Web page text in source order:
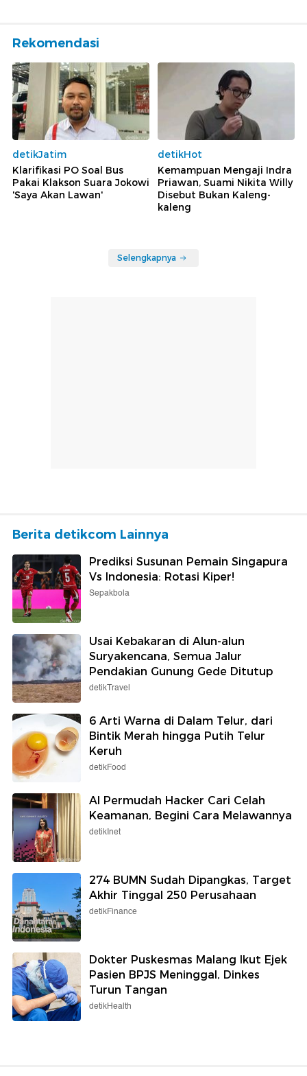
Rekomendasi
detikJatim
Klarifikasi PO Soal Bus
Pakai Klakson Suara Jokowi
'Saya Akan Lawan'
detikHot
Kemampuan Mengaji Indra
Priawan, Suami Nikita Willy
Disebut Bukan Kaleng-
kaleng
Selengkapnya
Berita detikcom Lainnya
Prediksi Susunan Pemain Singapura
Vs Indonesia: Rotasi Kiper!
Sepakbola
Usai Kebakaran di Alun-alun
Suryakencana, Semua Jalur
Pendakian Gunung Gede Ditutup
detikTravel
6 Arti Warna di Dalam Telur, dari
Bintik Merah hingga Putih Telur
Keruh
detikFood
AI Permudah Hacker Cari Celah
Keamanan, Begini Cara Melawannya
detikInet
274 BUMN Sudah Dipangkas, Target
Akhir Tinggal 250 Perusahaan
detikFinance
Dokter Puskesmas Malang Ikut Ejek
Pasien BPJS Meninggal, Dinkes
Turun Tangan
detikHealth